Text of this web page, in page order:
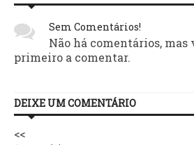
Sem Comentários!
Não há comentários, mas
primeiro a comentar.
DEIXE UM COMENTÁRIO
<<